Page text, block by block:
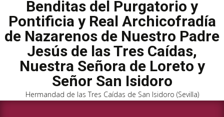
Benditas del Purgatorio y
Pontificia y Real Archicofradía
de Nazarenos de Nuestro Padre
Jesús de las Tres Caídas,
Nuestra Señora de Loreto y
Señor San Isidoro
Hermandad de las Tres Caídas de San Isidoro (Sevilla)